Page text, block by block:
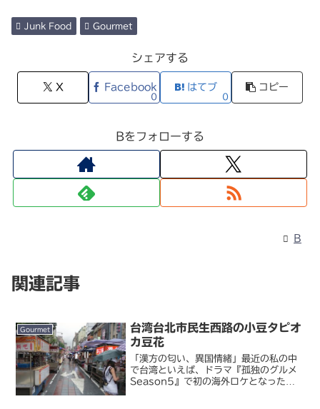
Junk Food Gourmet
シェアする
X Facebook
0
はてブ
0
コピー
Bをフォローする
B
関連記事
Gourmet
台湾台北市民生西路の小豆タピオ
カ豆花
「漢方の匂い、異国情緒」最近の私の中
で台湾といえば、ドラマ『孤独のグルメ
Season5』で初の海外ロケとなった台